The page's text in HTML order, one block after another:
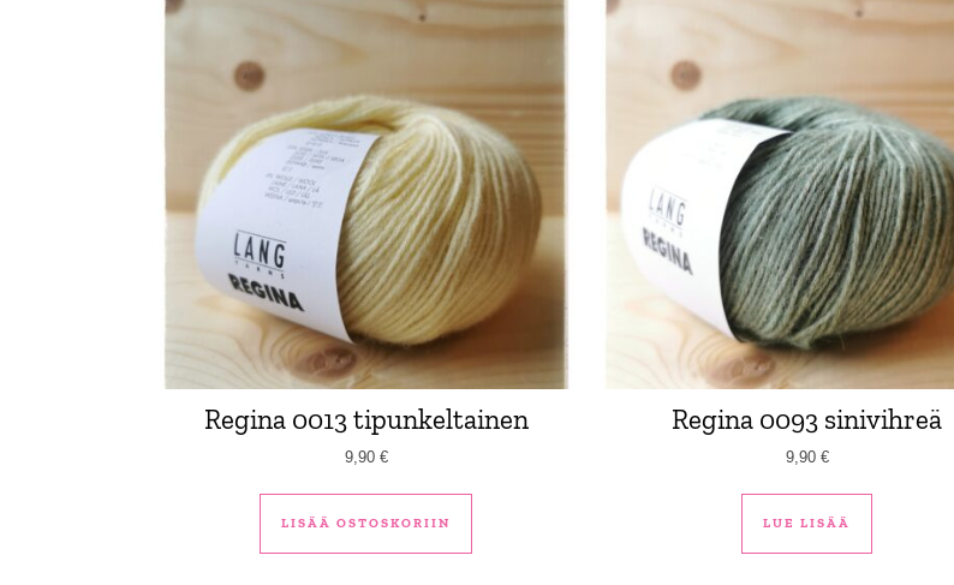
Regina 0013 tipunkeltainen
9,90 €
LISÄÄ OSTOSKORIIN
Regina 0093 sinivihreä
9,90 €
LUE LISÄÄ